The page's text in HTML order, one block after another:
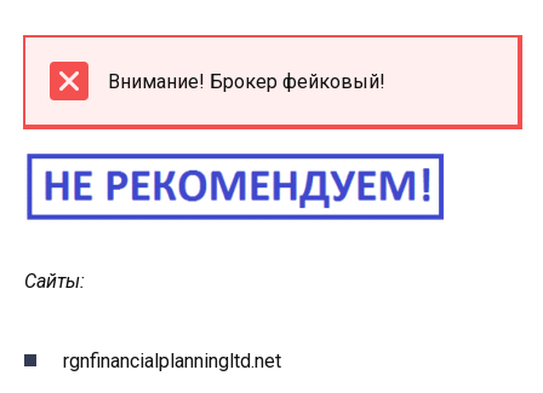
Внимание! Брокер фейковый!
Сайты:
rgnfinancialplanningltd.net